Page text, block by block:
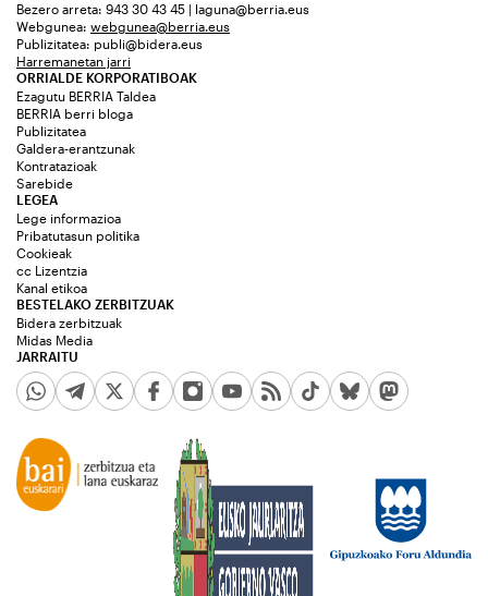
Bezero arreta: 943 30 43 45 | laguna@berria.eus
Webgunea: webgunea@berria.eus
Publizitatea: publi@bidera.eus
Harremanetan jarri
ORRIALDE KORPORATIBOAK
Ezagutu BERRIA Taldea
BERRIA berri bloga
Publizitatea
Galdera-erantzunak
Kontratazioak
Sarebide
JARRAITU
LEGEA
Lege informazioa
Pribatutasun politika
Cookieak
cc Lizentzia
Kanal etikoa
BESTELAKO ZERBITZUAK
Bidera zerbitzuak
Midas Media